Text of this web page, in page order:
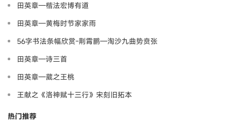
田英章—楷法宏博有道
田英章—黄梅时节家家雨
56字书法条幅欣赏-荆霄鹏—淘沙九曲势贲张
田英章—诗三首
田英章—葳之王桃
王献之《洛神赋十三行》宋刻旧拓本
热门推荐